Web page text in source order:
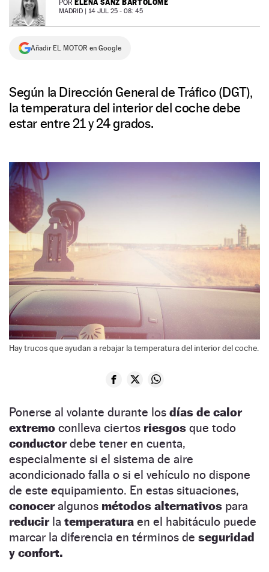
NEWSLETTER
SÍGUENOS
POR ELENA SANZ BARTOLOMÉ
MADRID | 14 JUL 25 - 08: 45
Añadir EL MOTOR en Google
Según la Dirección General de Tráfico (DGT),
la temperatura del interior del coche debe
estar entre 21 y 24 grados.
Hay trucos que ayudan a rebajar la temperatura del interior del coche.
Ponerse al volante durante los días de calor
extremo conlleva ciertos riesgos que todo
conductordebe tener en cuenta,
especialmente si el sistema de aire
acondicionado falla o si el vehículo no dispone
de este equipamiento. En estas situaciones,
conoceralgunos métodos alternativos para
reducir la temperatura en el habitáculo puede
marcar la diferencia en términos de seguridad
y confort.